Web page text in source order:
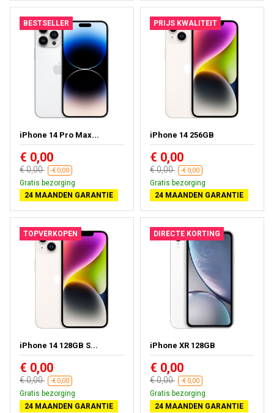
BESTSELLER
iPhone 14 Pro Max...
€ 0,00
€ 0,00 -€ 0,00
Gratis bezorging
24 MAANDEN GARANTIE
PRIJS KWALITEIT
iPhone 14 256GB
€ 0,00
€ 0,00 -€ 0,00
Gratis bezorging
24 MAANDEN GARANTIE
TOPVERKOPEN
iPhone 14 128GB S...
€ 0,00
€ 0,00 -€ 0,00
Gratis bezorging
24 MAANDEN GARANTIE
DIRECTE KORTING
iPhone XR 128GB
€ 0,00
€ 0,00 -€ 0,00
Gratis bezorging
24 MAANDEN GARANTIE